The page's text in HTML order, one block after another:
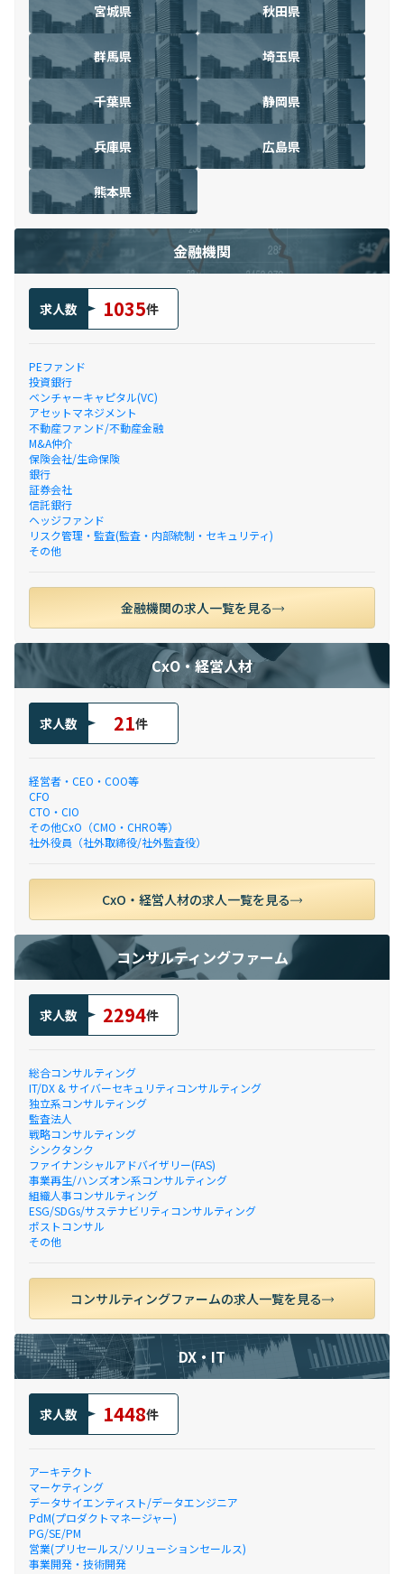
宮城県 秋田県
群馬県 埼玉県
千葉県 静岡県
兵庫県 広島県
熊本県
金融機関
求人数 1035件
PEファンド
投資銀行
ベンチャーキャピタル(VC)
アセットマネジメント
不動産ファンド/不動産金融
M&A仲介
保険会社/生命保険
銀行
証券会社
信託銀行
ヘッジファンド
リスク管理・監査(監査・内部統制・セキュリティ)
その他
金融機関の求人一覧を見る
CxO・経営人材
求人数 21件
経営者・CEO・COO等
CFO
CTO・CIO
その他CxO（CMO・CHRO等）
社外役員（社外取締役/社外監査役）
CxO・経営人材の求人一覧を見る
コンサルティングファーム
求人数 2294件
総合コンサルティング
IT/DX & サイバーセキュリティコンサルティング
独立系コンサルティング
監査法人
戦略コンサルティング
シンクタンク
ファイナンシャルアドバイザリー(FAS)
事業再生/ハンズオン系コンサルティング
組織人事コンサルティング
ESG/SDGs/サステナビリティコンサルティング
ポストコンサル
その他
コンサルティングファームの求人一覧を見る
DX・IT
求人数 1448件
アーキテクト
マーケティング
データサイエンティスト/データエンジニア
PdM(プロダクトマネージャー)
PG/SE/PM
営業(プリセールス/ソリューションセールス)
事業開発・技術開発